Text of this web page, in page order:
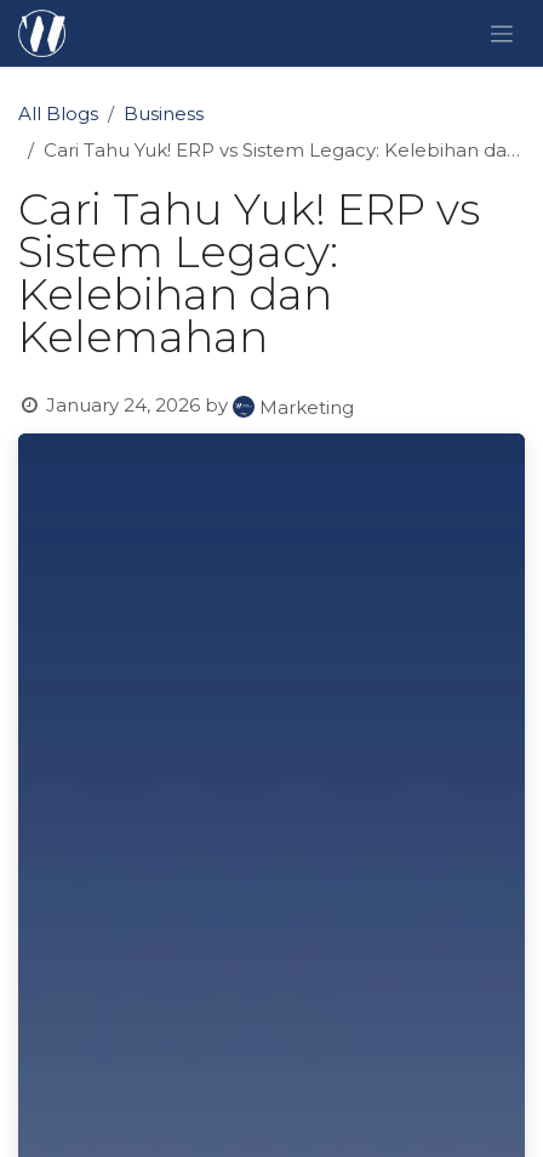
Skip to Content
All Blogs
Business
Cari Tahu Yuk! ERP vs Sistem Legacy: Kelebihan dan Kelemahan
Cari Tahu Yuk! ERP vs
Sistem Legacy:
Kelebihan dan
Kelemahan
January 24, 2026 by Marketing